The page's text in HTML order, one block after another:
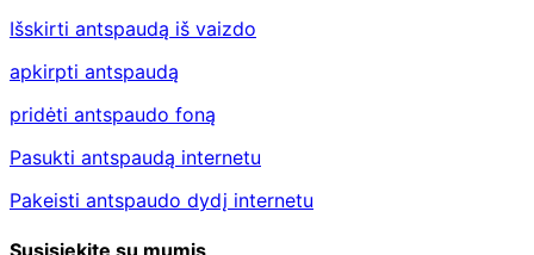
Išskirti antspaudą iš vaizdo
apkirpti antspaudą
pridėti antspaudo foną
Pasukti antspaudą internetu
Pakeisti antspaudo dydį internetu
Susisiekite su mumis